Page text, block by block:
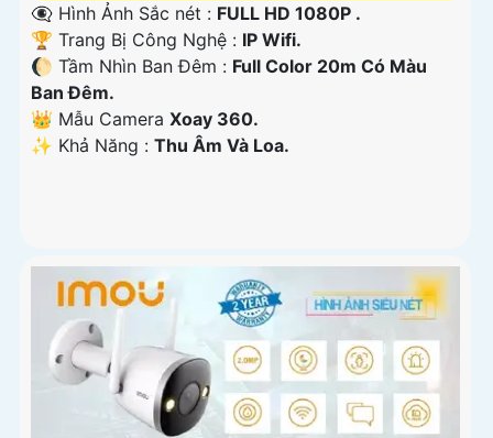
👁️‍🗨 Hình Ảnh Sắc nét : FULL HD 1080P .
🏆 Trang Bị Công Nghệ : IP Wifi.
🌔 Tầm Nhìn Ban Đêm : Full Color 20m Có Màu
Ban Đêm.
👑 Mẫu Camera Xoay 360.
️✨ Khả Năng : Thu Âm Và Loa.